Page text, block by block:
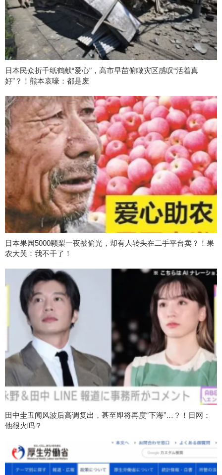
日本民众折千纸鹤献“爱心”，高市早苗俯瞰灾区感叹“活着真
好”？！熊本哀嚎：都是废
日本果园5000颗梨一夜被偷光，却有人转头在二手平台卖？！果
农大哭：我不干了！
田中圭丑闻风波后高调复出，甚至即将再度“下海”…？！日网：
他很火吗？